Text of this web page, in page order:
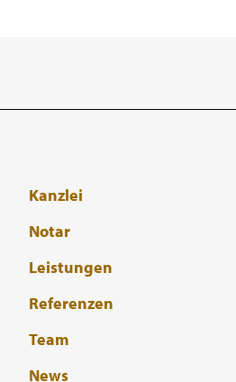
Kanzlei
Notar
Leistungen
Referenzen
Team
News